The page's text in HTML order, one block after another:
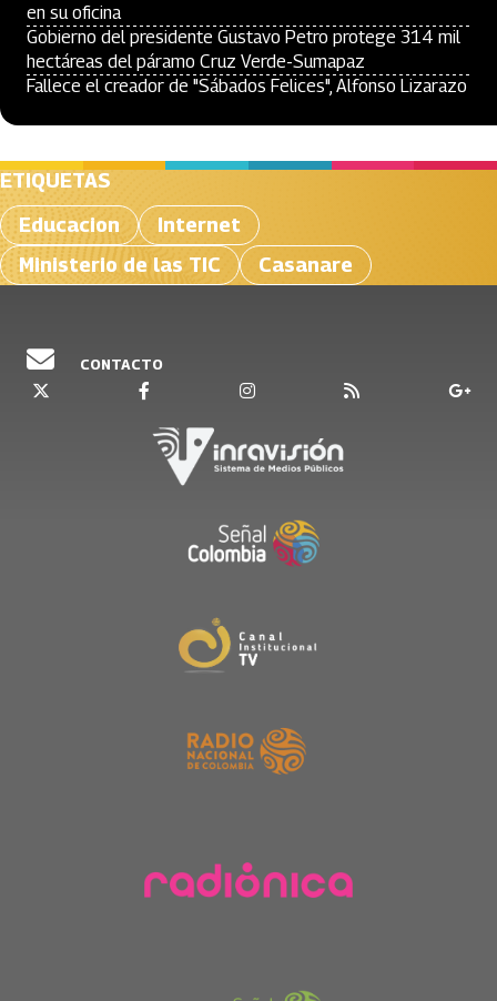
en su oficina
Gobierno del presidente Gustavo Petro protege 314 mil
hectáreas del páramo Cruz Verde-Sumapaz
Fallece el creador de "Sábados Felices", Alfonso Lizarazo
ETIQUETAS
Educacion
Internet
Ministerio de las TIC
Casanare
CONTACTO